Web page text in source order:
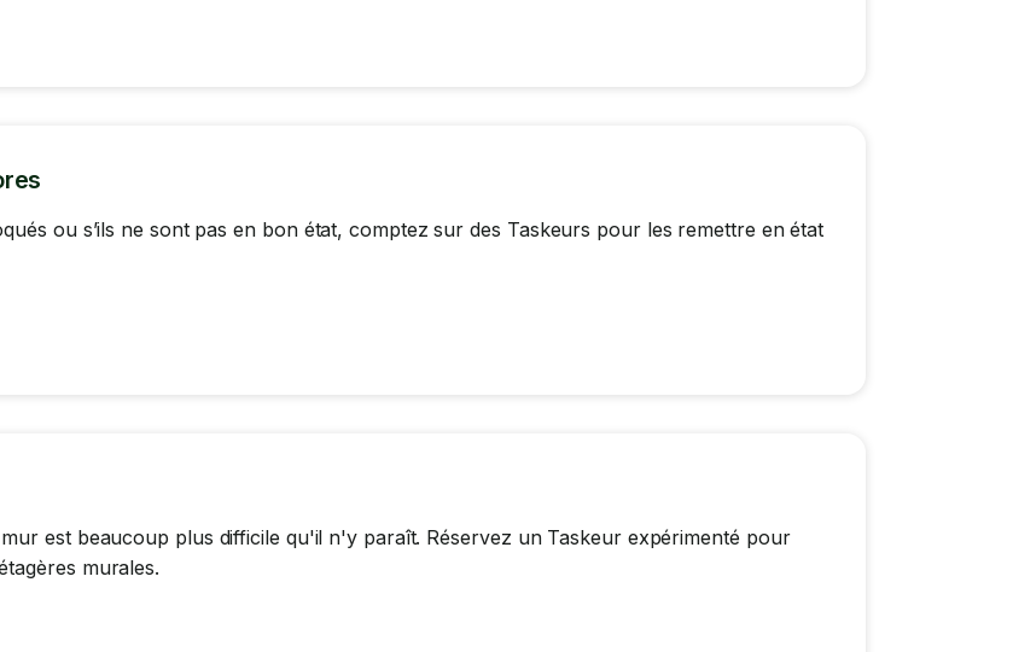
ou s’ils ne sont pas en bon état, comptez sur des Taskeurs pour les remettre en état
est beaucoup plus difficile qu'il n'y paraît. Réservez un Taskeur expérimenté pour
murales.